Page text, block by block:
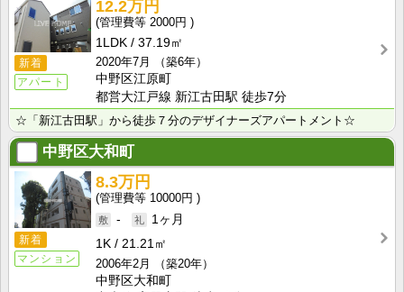
新着
アパート
12.2万円
2000円
1LDK
37.19㎡
2020年7月
（築6年）
中野区江原町
都営大江戸線 新江古田駅 徒歩7分
☆「新江古田駅」から徒歩７分のデザイナーズアパートメント☆
中野区大和町
新着
マンション
8.3万円
10000円
-
1ヶ月
1K
21.21㎡
2006年2月
（築20年）
中野区大和町